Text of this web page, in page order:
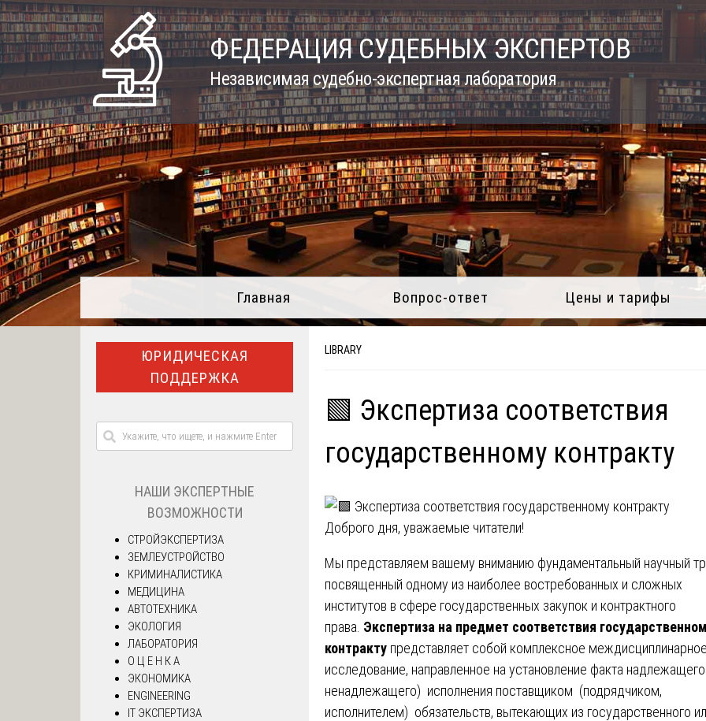
Skip
to
content
ФЕДЕРАЦИЯ СУДЕБНЫХ ЭКСПЕРТОВ
Независимая судебно-экспертная лаборатория
Главная Вопрос-ответ Цены и тарифы
LIBRARY
🟩 Экспертиза соответствия
государственному контракту
Доброго дня, уважаемые читатели!
Мы представляем вашему вниманию фундаментальный научный
посвященный одному из наиболее востребованных и сложных
институтов в сфере государственных закупок и контрактного
права. Экспертиза на предмет соответствия
контракту представляет собой комплексное междисциплинарное
исследование, направленное на установление факта
ненадлежащего) исполнения поставщиком (подрядчиком,
исполнителем) обязательств, вытекающих из государственного
ЮРИДИЧЕСКАЯ
ПОДДЕРЖКА
НАШИ ЭКСПЕРТНЫЕ
ВОЗМОЖНОСТИ
СТРОЙЭКСПЕРТИЗА
ЗЕМЛЕУСТРОЙСТВО
КРИМИНАЛИСТИКА
МЕДИЦИНА
АВТОТЕХНИКА
ЭКОЛОГИЯ
ЛАБОРАТОРИЯ
О Ц Е Н К А
ЭКОНОМИКА
ENGINEERING
IT ЭКСПЕРТИЗА